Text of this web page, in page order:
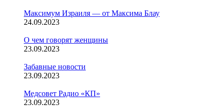
Максимум Израиля — от Максима Блау
24.09.2023
О чем говорят женщины
23.09.2023
Забавные новости
23.09.2023
Медсовет Радио «КП»
23.09.2023